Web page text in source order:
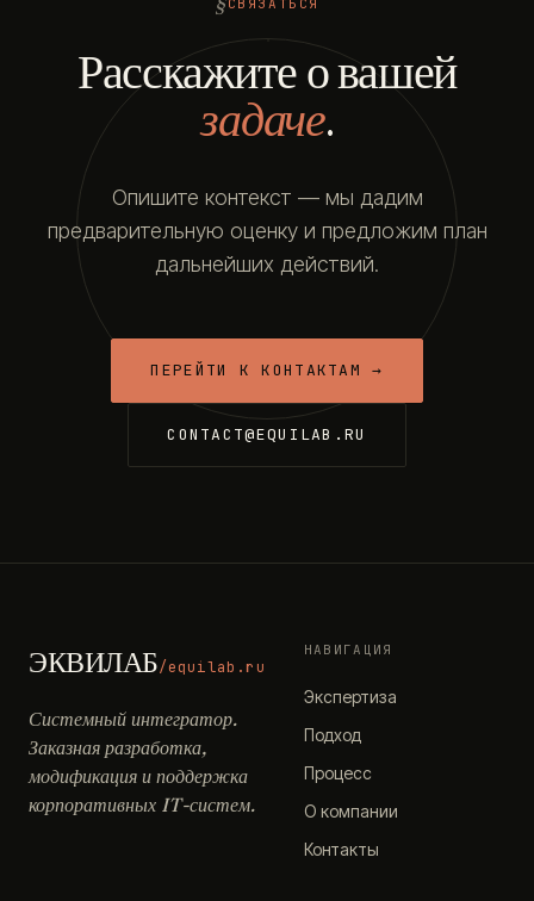
СВЯЗАТЬСЯ
Расскажите о вашей
задаче.
Опишите контекст — мы дадим
предварительную оценку и предложим план
дальнейших действий.
ПЕРЕЙТИ К КОНТАКТАМ →
CONTACT@EQUILAB.RU
ЭКВИЛАБ/equilab.ru
Системный интегратор.
Заказная разработка,
модификация и поддержка
корпоративных IT-систем.
НАВИГАЦИЯ
Экспертиза
Подход
Процесс
О компании
Контакты